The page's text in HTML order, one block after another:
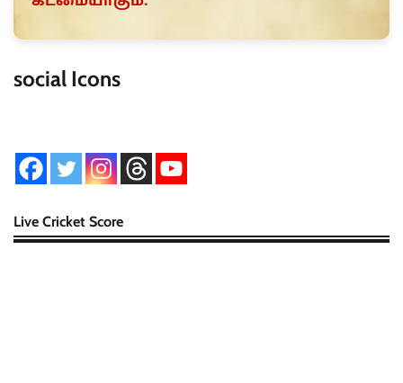
social Icons
Live Cricket Score